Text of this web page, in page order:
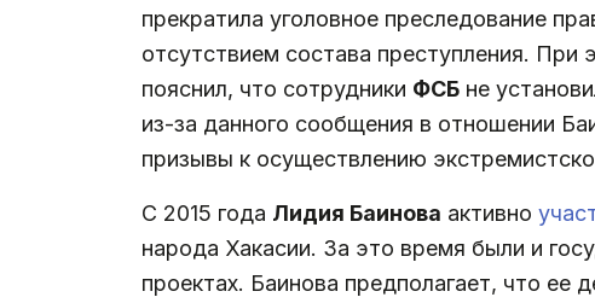
прекратила уголовное преследование
отсутствием состава преступления.
пояснил, что сотрудники ФСБ не
из-за данного сообщения в отношении
призывы к осуществлению
С 2015 года Лидия Баинова активно
народа Хакасии. За это время были и
проектах. Баинова предполагает, что ее